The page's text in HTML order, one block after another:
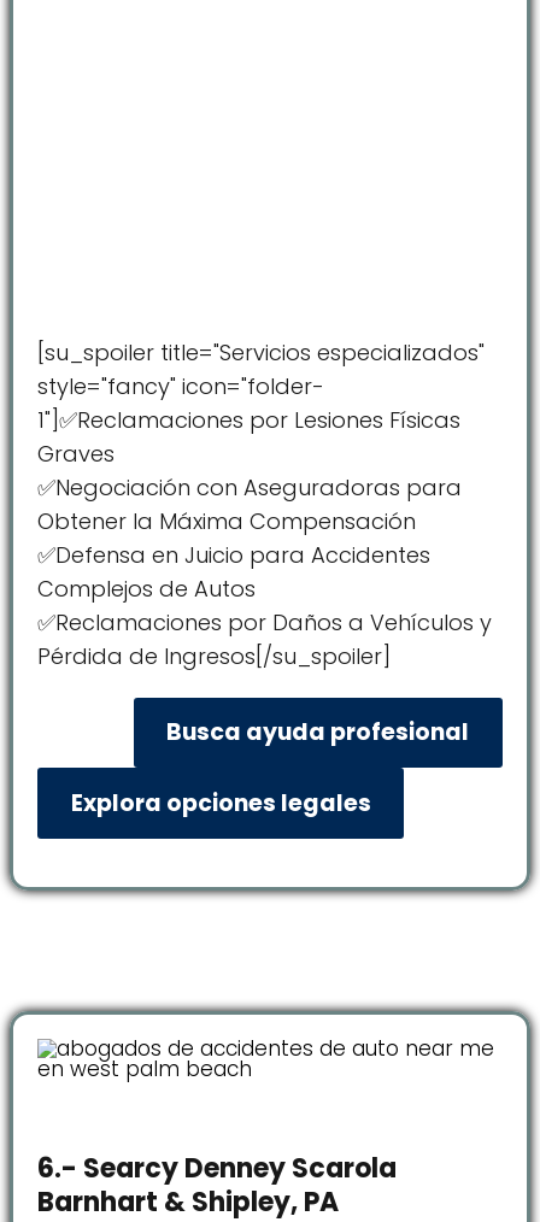
[su_spoiler title="Servicios especializados"
style="fancy" icon="folder-
1"]✅Reclamaciones por Lesiones Físicas
Graves
✅Negociación con Aseguradoras para
Obtener la Máxima Compensación
✅Defensa en Juicio para Accidentes
Complejos de Autos
✅Reclamaciones por Daños a Vehículos y
Pérdida de Ingresos[/su_spoiler]
Busca ayuda profesional
Explora opciones legales
6.- Searcy Denney Scarola
Barnhart & Shipley, PA